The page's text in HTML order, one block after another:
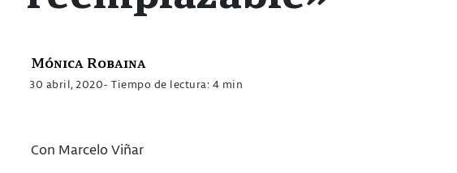
Mónica Robaina
30 abril, 2020- Tiempo de lectura: 4 min
Con Marcelo Viñar